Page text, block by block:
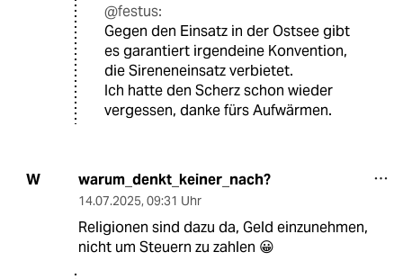
@festus:
Gegen den Einsatz in der Ostsee gibt
es garantiert irgendeine Konvention,
die Sireneneinsatz verbietet.
Ich hatte den Scherz schon wieder
vergessen, danke fürs Aufwärmen.
W warum_denkt_keiner_nach?
14.07.2025, 09:31 Uhr
Religionen sind dazu da, Geld einzunehmen,
nicht um Steuern zu zahlen 😀